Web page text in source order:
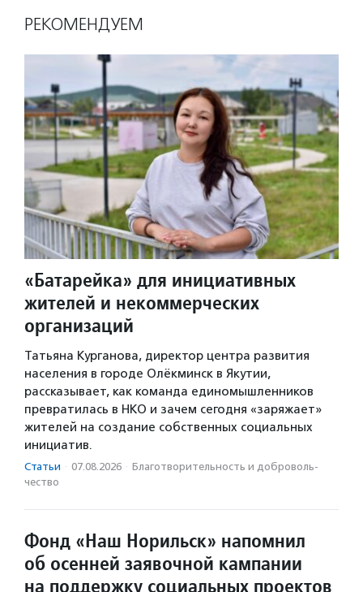
РЕКОМЕНДУЕМ
«Батарейка» для инициативных
жителей и некоммерческих
организаций
Татьяна Курганова, директор центра развития
населения в городе Олёкминск в Якутии,
рассказывает, как команда единомышленников
превратилась в НКО и зачем сегодня «заряжает»
жителей на создание собственных социальных
инициатив.
Статьи · 07.08.2026 · Благотвори­тель­ность и доброволь­
чест­во
Фонд «Наш Норильск» напомнил
об осенней заявочной кампании
на поддержку социальных проектов